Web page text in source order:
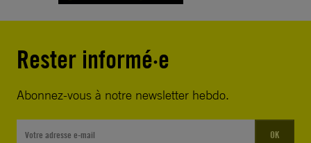
Rester informé·e
Abonnez-vous à notre newsletter hebdo.
OK